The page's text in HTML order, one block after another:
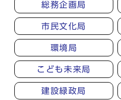
総務企画局
市民文化局
環境局
こども未来局
建設緑政局